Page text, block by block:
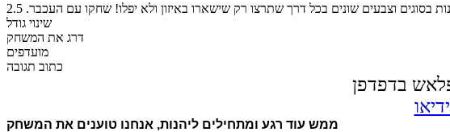
בסוגים וצבעים שונים בכל דרך שתרצו רק שישארו באיזון ולא יפלו! שחקו עם העכבר. 2.5
שינוי גודל
דרג את המשחק
מועדפים
כתוב תגובה
בדפדפן
ממש עוד רגע ומתחילים ליהנות, אנחנו טוענים את המשחק